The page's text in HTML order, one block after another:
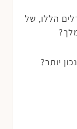
הללו, של
יותר?